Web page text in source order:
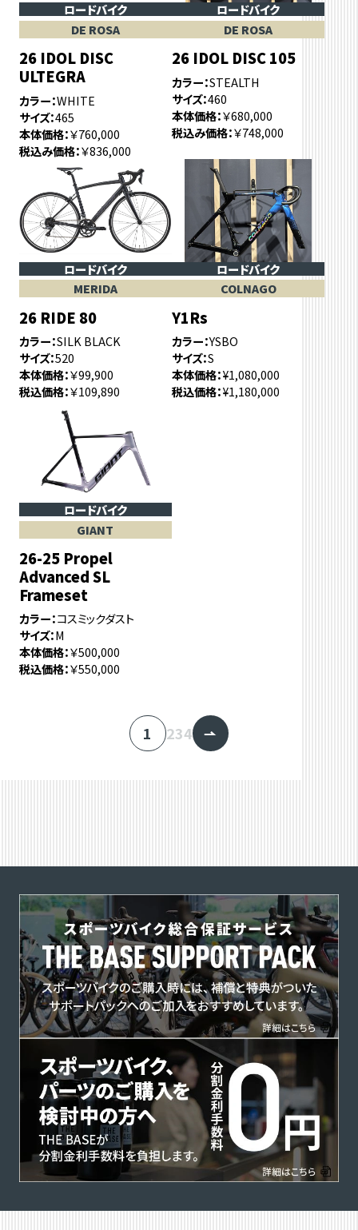
ロードバイク
DE ROSA
26 IDOL DISC
ULTEGRA
カラー WHITE
サイズ 465
本体価格 ￥760,000
税込み価格 ￥836,000
ロードバイク
DE ROSA
26 IDOL DISC 105
カラー STEALTH
サイズ 460
本体価格 ￥680,000
税込み価格 ￥748,000
ロードバイク
MERIDA
26 RIDE 80
カラー SILK BLACK
サイズ 520
本体価格 ￥99,900
税込価格 ￥109,890
ロードバイク
COLNAGO
Y1Rs
カラー YSBO
サイズ S
本体価格 ¥1,080,000
税込価格 ¥1,180,000
ロードバイク
GIANT
26-25 Propel
Advanced SL
Frameset
カラー コスミックダスト
サイズ M
本体価格 ￥500,000
税込価格 ￥550,000
1 234